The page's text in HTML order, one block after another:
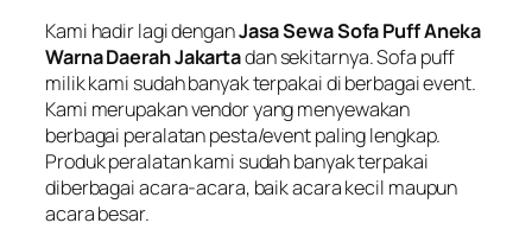
Kami hadir lagi denganJasa Sewa Sofa Puff Aneka
Warna Daerah Jakartadan sekitarnya. Sofa puff
milik kami sudah banyak terpakai di berbagai event.
Kami merupakan vendor yang menyewakan
berbagai peralatan pesta/event paling lengkap.
Produk peralatan kami sudah banyak terpakai
diberbagai acara-acara, baik acara kecil maupun
acara besar.